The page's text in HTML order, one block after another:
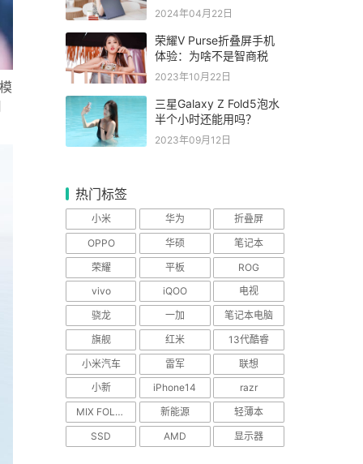
2024年04月22日
荣耀V Purse折叠屏手机
体验：为啥不是智商税
2023年10月22日
三星Galaxy Z Fold5泡水
半个小时还能用吗？
2023年09月12日
热门标签
小米 华为
折叠屏
OPPO
华硕
笔记本
荣耀
平板
ROG
vivo
iQOO
电视
骁龙
一加
笔记本电脑
旗舰
红米
13代酷睿
小米汽车
雷军
联想
小新
iPhone14
razr
MIX FOLD 2
新能源
轻薄本
SSD
AMD 显示器